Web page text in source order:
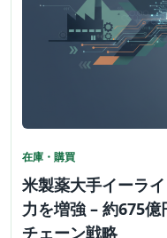
在庫・購買
米製薬大手イーラ
力を増強 – 約675
チェーン戦略